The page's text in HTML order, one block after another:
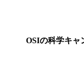
OSIの科学キャ